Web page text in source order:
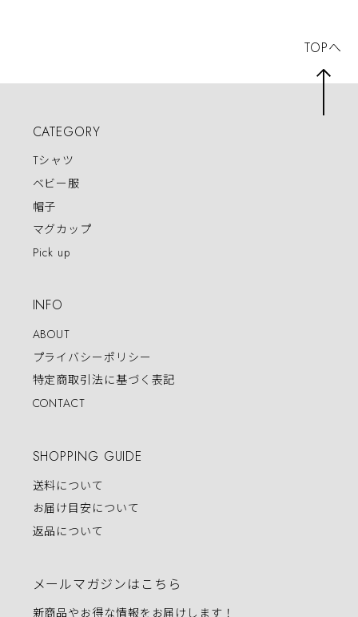
CATEGORY
Tシャツ
ベビー服
帽子
マグカップ
Pick up
INFO
ABOUT
プライバシーポリシー
特定商取引法に基づく表記
CONTACT
SHOPPING GUIDE
送料について
お届け目安について
返品について
メールマガジンはこちら
新商品やお得な情報をお届けします！
TOPへ